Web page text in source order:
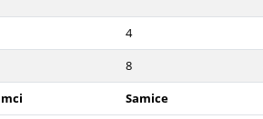
4
8
Samice